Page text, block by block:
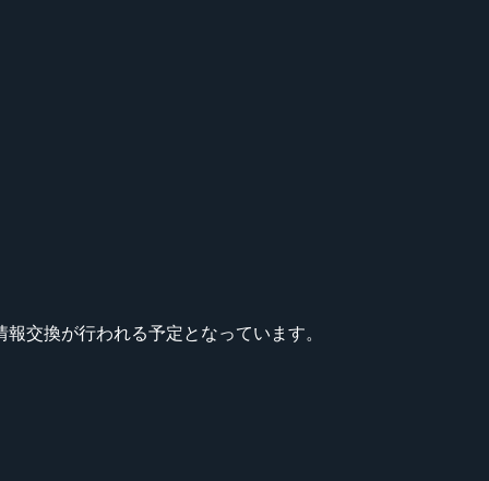
交換が行われる予定となっています。